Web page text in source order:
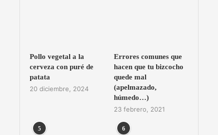
Pollo vegetal a la
cerveza con puré de
patata
20 diciembre, 2024
Errores comunes que
hacen que tu bizcocho
quede mal
(apelmazado,
húmedo…)
23 febrero, 2021
5 6